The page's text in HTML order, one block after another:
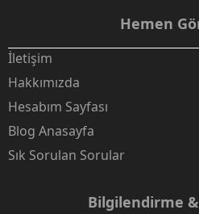
Hemen
İletişim
Hakkımızda
Hesabım Sayfası
Blog Anasayfa
Sık Sorulan Sorular
Bilgilendirme